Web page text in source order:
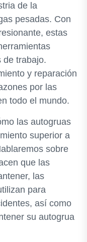
de la
pesadas. Con
estas
de trabajo.
y reparación
por las
todo el mundo.
las autogruas
superior a
sobre
que las
las
para
así como
su autogrua